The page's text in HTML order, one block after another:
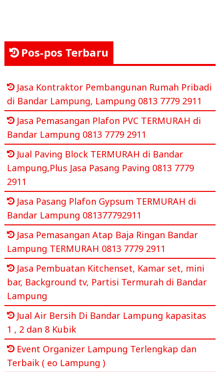
Pos-pos Terbaru
Jasa Kontraktor Pembangunan Rumah Pribadi
di Bandar Lampung, Lampung 0813 7779 2911
Jasa Pemasangan Plafon PVC TERMURAH di
Bandar Lampung 0813 7779 2911
Jual Paving Block TERMURAH di Bandar
Lampung,Plus Jasa Pasang Paving 0813 7779
2911
Jasa Pasang Plafon Gypsum TERMURAH di
Bandar Lampung 081377792911
Jasa Pemasangan Atap Baja Ringan Bandar
Lampung TERMURAH 0813 7779 2911
Jasa Pembuatan Kitchenset, Kamar set, mini
bar, Background tv, Partisi Termurah di Bandar
Lampung
Jual Air Bersih Di Bandar Lampung kapasitas
1 , 2 dan 8 Kubik
Event Organizer Lampung Terlengkap dan
Terbaik ( eo Lampung )